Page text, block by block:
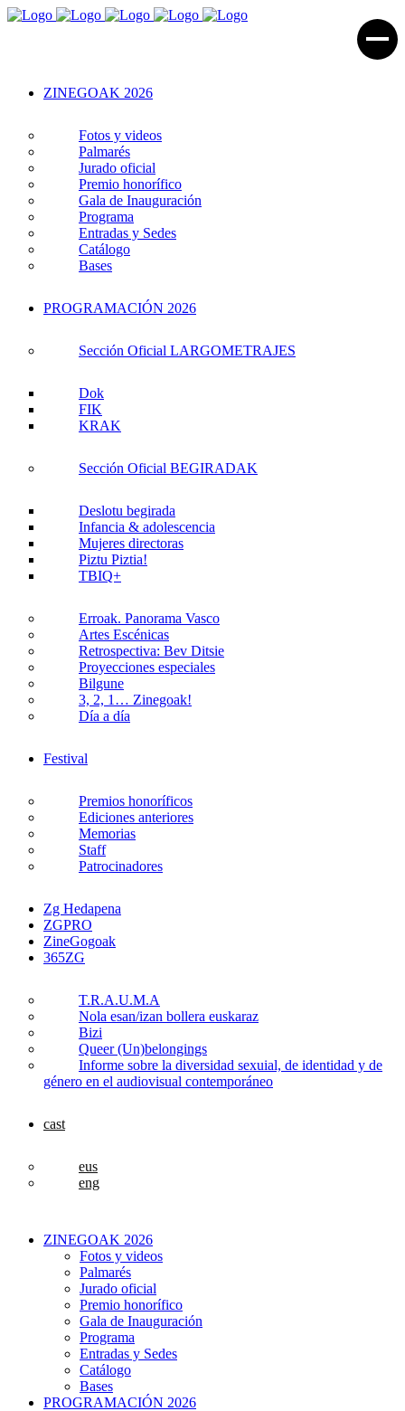
ZINEGOAK 2026
Fotos y videos
Palmarés
Jurado oficial
Premio honorífico
Gala de Inauguración
Programa
Entradas y Sedes
Catálogo
Bases
PROGRAMACIÓN 2026
Sección Oficial LARGOMETRAJES
Dok
FIK
KRAK
Sección Oficial BEGIRADAK
Deslotu begirada
Infancia & adolescencia
Mujeres directoras
Piztu Piztia!
TBIQ+
Erroak. Panorama Vasco
Artes Escénicas
Retrospectiva: Bev Ditsie
Proyecciones especiales
Bilgune
3, 2, 1… Zinegoak!
Día a día
Festival
Premios honoríficos
Ediciones anteriores
Memorias
Staff
Patrocinadores
Zg Hedapena
ZGPRO
ZineGogoak
365ZG
T.R.A.U.M.A
Nola esan/izan bollera euskaraz
Bizi
Queer (Un)belongings
Informe sobre la diversidad sexuial, de identidad y de
género en el audiovisual contemporáneo
cast
eus
eng
ZINEGOAK 2026
Fotos y videos
Palmarés
Jurado oficial
Premio honorífico
Gala de Inauguración
Programa
Entradas y Sedes
Catálogo
Bases
PROGRAMACIÓN 2026